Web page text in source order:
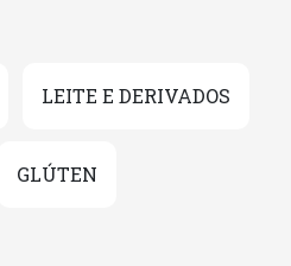
LEITE E DERIVADOS
GLÚTEN